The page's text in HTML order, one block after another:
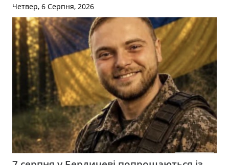
Четвер, 6 Серпня, 2026